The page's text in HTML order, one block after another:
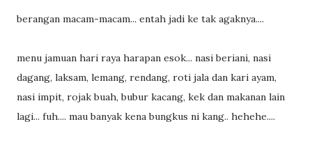
berangan macam-macam... entah jadi ke tak agaknya....
menu jamuan hari raya harapan esok... nasi beriani, nasi
dagang, laksam, lemang, rendang, roti jala dan kari ayam,
nasi impit, rojak buah, bubur kacang, kek dan makanan lain
lagi... fuh.... mau banyak kena bungkus ni kang.. hehehe....